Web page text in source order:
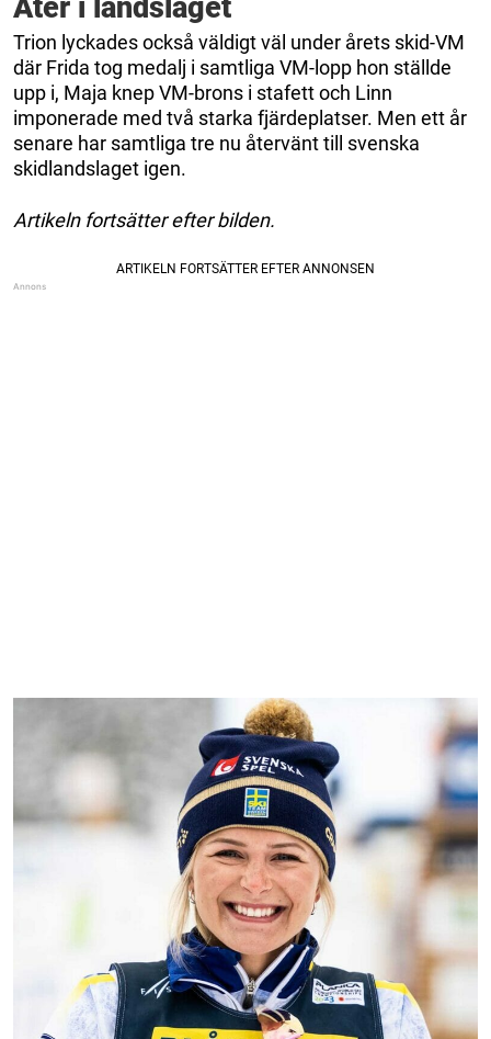
Åter i landslaget
Trion lyckades också väldigt väl under årets skid-VM
där Frida tog medalj i samtliga VM-lopp hon ställde
upp i, Maja knep VM-brons i stafett och Linn
imponerade med två starka fjärdeplatser. Men ett år
senare har samtliga tre nu återvänt till svenska
skidlandslaget igen.
Artikeln fortsätter efter bilden.